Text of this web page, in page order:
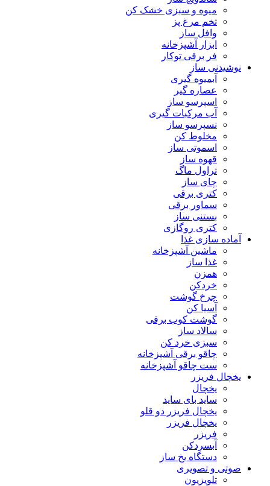
میوه و سبزی خشک کن
تخم مرغ پز
وافل ساز
ابزار آشپزخانه
فر برقی توکار
نوشیدنی ساز
آبمیوه گیری
عصاره گیر
اسپرسو ساز
آب مرکبات گیری
نسپرسو ساز
مخلوط کن
اسموتی ساز
قهوه ساز
تراول ماگ
چای ساز
کتری برقی
سماور برقی
بستنی ساز
کتری روگازی
آماده سازی غذا
ماشین آشپزخانه
غذا ساز
همزن
خردکن
چرخ گوشت
آسیا کن
گوشت کوب برقی
سالاد ساز
سبزی خرد کن
چاقو برقی آشپزخانه
ست چاقو آشپزخانه
یخچال فریزر
یخچال
ساید بای ساید
یخچال فریزر دو قلو
یخچال فریزر
فریزر
آبسردکن
دستگاه یخ ساز
صوتی و تصویری
تلویزیون